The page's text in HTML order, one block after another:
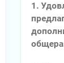
1.